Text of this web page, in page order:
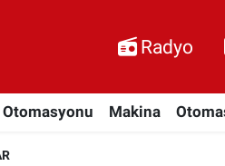
Radyo
Makina